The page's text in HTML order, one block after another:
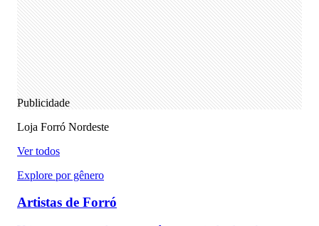
Publicidade
Loja Forró Nordeste
Ver todos
Explore por gênero
Artistas de Forró